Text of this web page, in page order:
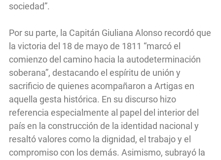
sociedad”.
Por su parte, la Capitán Giuliana Alonso recordó que
la victoria del 18 de mayo de 1811 “marcó el
comienzo del camino hacia la autodeterminación
soberana”, destacando el espíritu de unión y
sacrificio de quienes acompañaron a Artigas en
aquella gesta histórica. En su discurso hizo
referencia especialmente al papel del interior del
país en la construcción de la identidad nacional y
resaltó valores como la dignidad, el trabajo y el
compromiso con los demás. Asimismo, subrayó la